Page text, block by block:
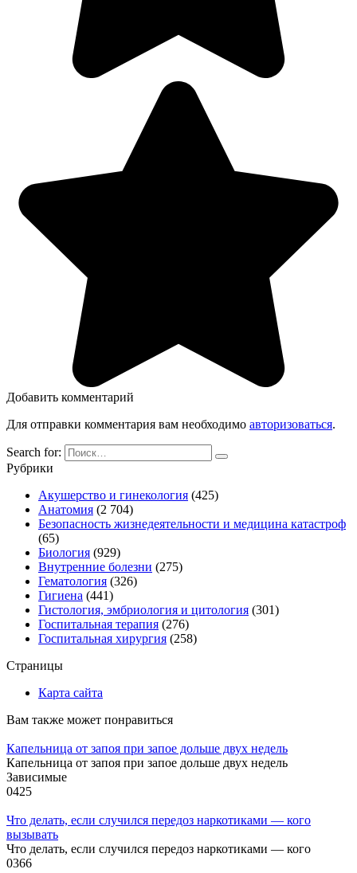
Добавить комментарий
Для отправки комментария вам необходимо авторизоваться.
Search for:
Рубрики
Акушерство и гинекология (425)
Анатомия (2 704)
Безопасность жизнедеятельности и медицина катастроф
(65)
Биология (929)
Внутренние болезни (275)
Гематология (326)
Гигиена (441)
Гистология, эмбриология и цитология (301)
Госпитальная терапия (276)
Госпитальная хирургия (258)
Страницы
Карта сайта
Вам также может понравиться
Капельница от запоя при запое дольше двух недель
Капельница от запоя при запое дольше двух недель
Зависимые
0425
Что делать, если случился передоз наркотиками — кого
вызывать
Что делать, если случился передоз наркотиками — кого
0366